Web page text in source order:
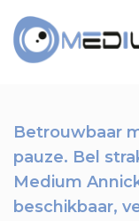
Betrouwbaar
pauze. Bel
Medium
beschikbaar,